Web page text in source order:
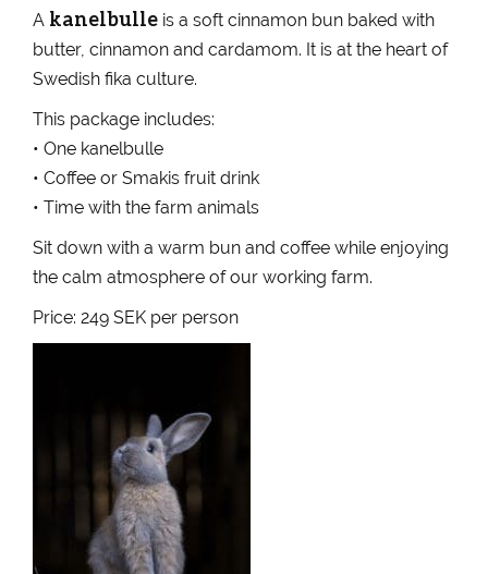
A kanelbulle is a soft cinnamon bun baked with
butter, cinnamon and cardamom. It is at the heart of
Swedish fika culture.
This package includes:
• One kanelbulle
• Coffee or Smakis fruit drink
• Time with the farm animals
Sit down with a warm bun and coffee while enjoying
the calm atmosphere of our working farm.
Price: 249 SEK per person